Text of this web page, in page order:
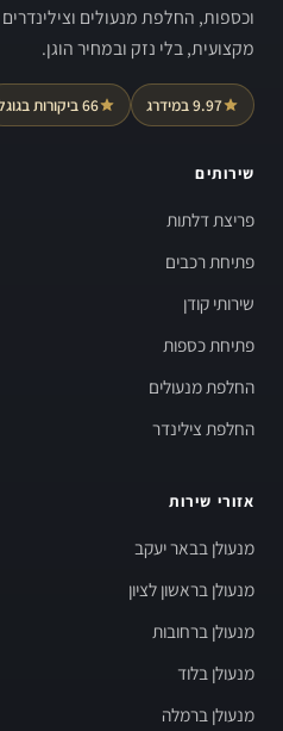
וכספות, החלפת מנעולים וצילינדרים
מקצועית, בלי נזק ובמחיר הוגן.
9.97 במידרג 66 ביקורות בגוגל
שירותים
פריצת דלתות
פתיחת רכבים
שירותי קודן
פתיחת כספות
החלפת מנעולים
החלפת צילינדר
אזורי שירות
מנעולן בבאר יעקב
מנעולן בראשון לציון
מנעולן ברחובות
מנעולן בלוד
מנעולן ברמלה